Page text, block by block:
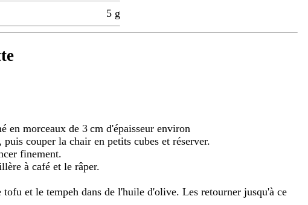
5 g
en morceaux de 3 cm d'épaisseur environ
couper la chair en petits cubes et réserver.
finement.
à café et le râper.
tofu et le tempeh dans de l'huile d'olive. Les retourner jusqu'à ce